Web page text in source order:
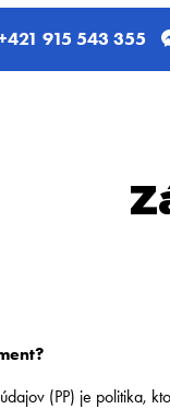
915 543 355
(PP) je politika,